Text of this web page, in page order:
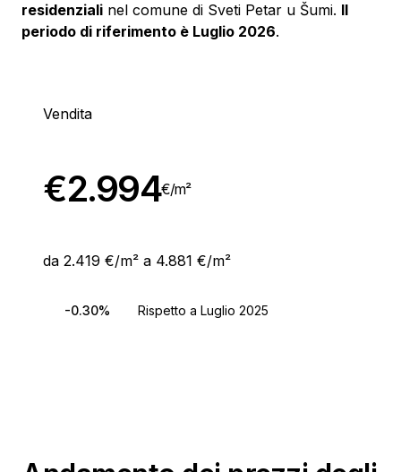
residenziali nel comune di Sveti Petar u Šumi. Il
periodo di riferimento è Luglio 2026.
Vendita
€2.994€/m²
da 2.419 €/m² a 4.881 €/m²
-0.30% Rispetto a Luglio 2025